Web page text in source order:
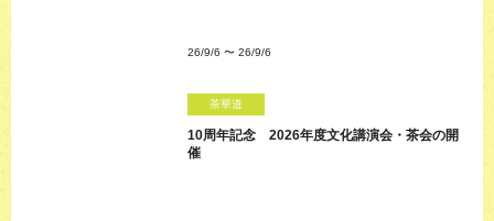
26/9/6 〜 26/9/6
茶華道
10周年記念 2026年度文化講演会・茶会の開
催